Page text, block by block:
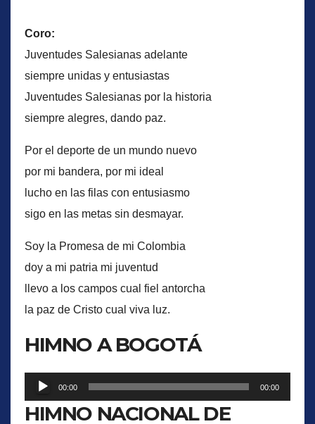
Coro:
Juventudes Salesianas adelante
siempre unidas y entusiastas
Juventudes Salesianas por la historia
siempre alegres, dando paz.
Por el deporte de un mundo nuevo
por mi bandera, por mi ideal
lucho en las filas con entusiasmo
sigo en las metas sin desmayar.
Soy la Promesa de mi Colombia
doy a mi patria mi juventud
llevo a los campos cual fiel antorcha
la paz de Cristo cual viva luz.
HIMNO A BOGOTÁ
Reproductor
de
00:00 00:00
HIMNO NACIONAL DE